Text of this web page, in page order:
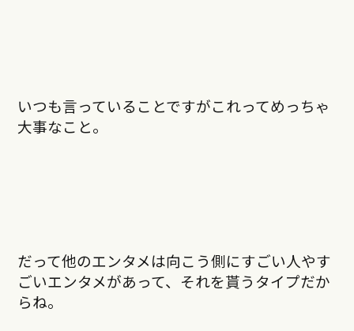
いつも言っていることですがこれってめっちゃ
大事なこと。
だって他のエンタメは向こう側にすごい人やす
ごいエンタメがあって、それを貰うタイプだか
らね。